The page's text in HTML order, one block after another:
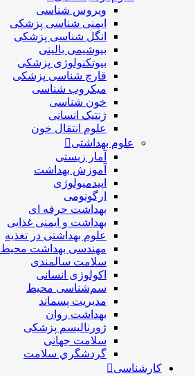
ویروس شناسی
ایمنی شناسی پزشكی
انگل شناسی پزشکی
بیوشیمی بالینی
بیوتکنولوژی پزشکی
قارچ شناسی پزشکی
ميكروب شناسی
خون شناسی
ژنتیک انسانی
علوم انتقال خون
علوم بهداشتی
آمار زیستی
آموزش بهداشت
اپیدمیولوژی
ارگونومی
بهداشت حرفه ای
بهداشت و ایمنی غذایی
علوم بهداشتی در تغذیه
مهندسی بهداشت محيط
سلامت سالمندی
اکولوژی انسانی
سم‌شناسی محیط
مدیریت پسماند
بهداشت روان
ژورنالیسم پزشکی
سلامت جهانی
گردشگري سلامت
کارشناسی